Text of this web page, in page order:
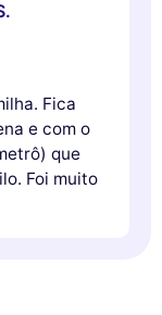
Fica
e com o
que
Foi muito